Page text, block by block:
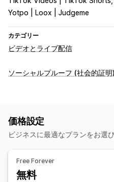
Yotpo | Loox | Judgeme
カテゴリー
ビデオとライブ配信
動画管理
カスタマイズ
動画プレイヤー
埋め込み式動画
ソーシャルプルーフ (社会的証明)
表示オプション
分析
価格設定
ビジネスに最適なプランをお選
Free Forever
無料